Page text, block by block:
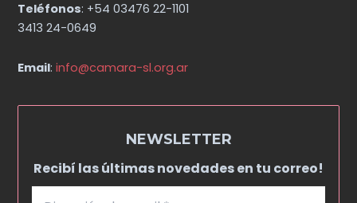
Teléfonos: +54 03476 22-1101
3413 24-0649
Email:info@camara-sl.org.ar
NEWSLETTER
Recibí las últimas novedades en tu correo!